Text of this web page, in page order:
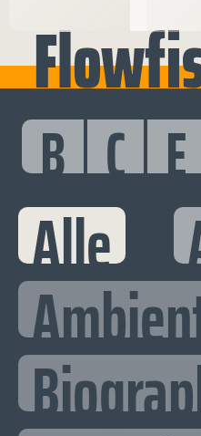
B C E
Alle